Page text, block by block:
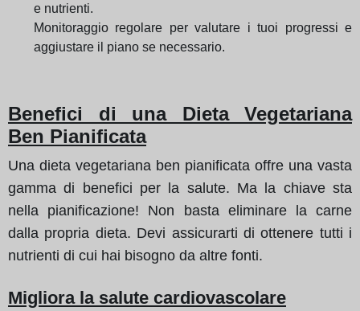
e nutrienti.
Monitoraggio regolare per valutare i tuoi progressi e
aggiustare il piano se necessario.
Benefici di una Dieta Vegetariana
Ben Pianificata
Una dieta vegetariana ben pianificata offre una vasta
gamma di benefici per la salute. Ma la chiave sta
nella pianificazione! Non basta eliminare la carne
dalla propria dieta. Devi assicurarti di ottenere tutti i
nutrienti di cui hai bisogno da altre fonti.
Migliora la salute cardiovascolare